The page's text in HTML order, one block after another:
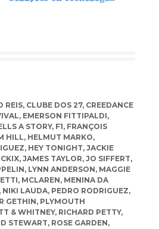
REIS, CLUBE DOS 27, CREEDANCE
, EMERSON FITTIPALDI,
A STORY, F1, FRANÇOIS
HILL, HELMUT MARKO,
, HEY TONIGHT, JACKIE
, JAMES TAYLOR, JO SIFFERT,
, LYNN ANDERSON, MAGGIE
, MCLAREN, MENINA DA
, NIKI LAUDA, PEDRO RODRIGUEZ,
GETHIN, PLYMOUTH
& WHITNEY, RICHARD PETTY,
STEWART, ROSE GARDEN,